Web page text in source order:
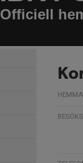
Officiell